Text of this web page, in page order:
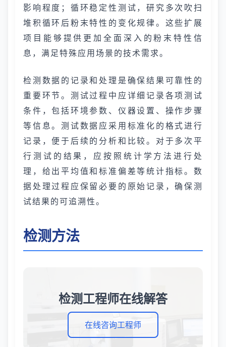
影响程度；循环稳定性测试，研究多次吹扫
堆积循环后粉末特性的变化规律。这些扩展
项目能够提供更加全面深入的粉末特性信
息，满足特殊应用场景的技术需求。
检测数据的记录和处理是确保结果可靠性的
重要环节。测试过程中应详细记录各项测试
条件，包括环境参数、仪器设置、操作步骤
等信息。测试数据应采用标准化的格式进行
记录，便于后续的分析和比较。对于多次平
行测试的结果，应按照统计学方法进行处
理，给出平均值和标准偏差等统计指标。数
据处理过程应保留必要的原始记录，确保测
试结果的可追溯性。
检测方法
检测工程师在线解答
在线咨询工程师